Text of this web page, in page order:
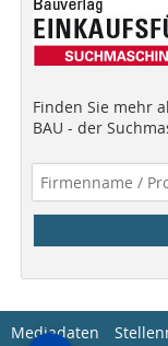
Finden Sie mehr
BAU - der
Mediadaten